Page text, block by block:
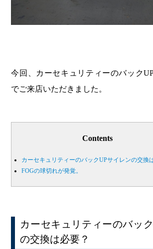
今回、カーセキュリティーのバック
でご来店いただきました。
Contents
カーセキュリティーのバックUPサイレンの交換
FOGの球切れが発覚。
カーセキュリティーのバッ
の交換は必要？